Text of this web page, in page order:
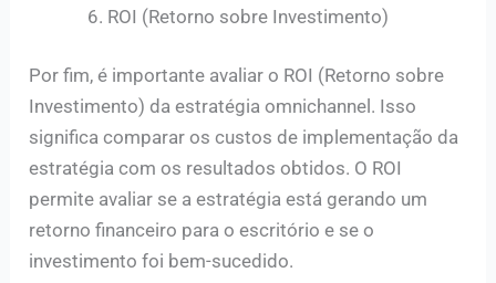
ROI (Retorno sobre Investimento)
Por fim, é importante avaliar o ROI (Retorno sobre
Investimento) da estratégia omnichannel. Isso
significa comparar os custos de implementação da
estratégia com os resultados obtidos. O ROI
permite avaliar se a estratégia está gerando um
retorno financeiro para o escritório e se o
investimento foi bem-sucedido.